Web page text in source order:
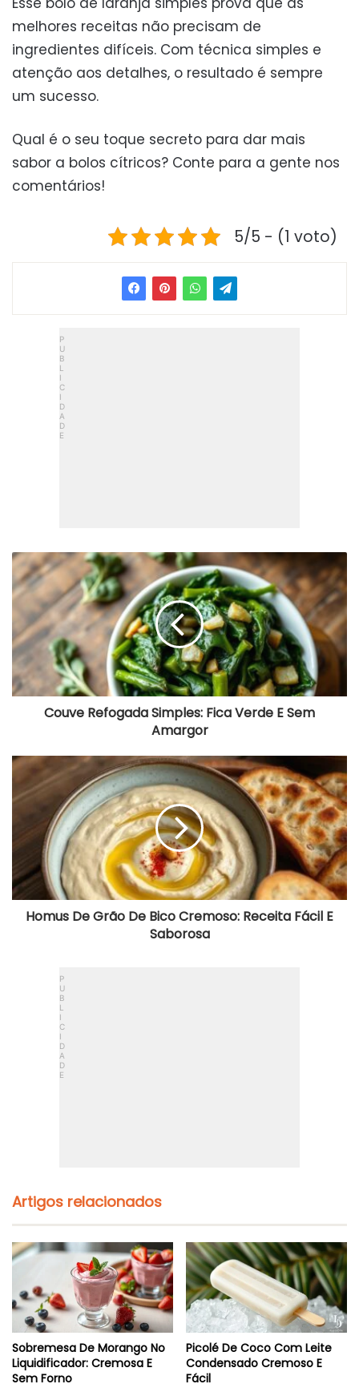
melhores receitas não precisam de
ingredientes difíceis. Com técnica simples e
atenção aos detalhes, o resultado é sempre
um sucesso.
Qual é o seu toque secreto para dar mais
sabor a bolos cítricos? Conte para a gente nos
comentários!
5/5 - (1 voto)
Couve
Refogada
Simples:
Fica
Verde
E
Sem
Amargor
Couve Refogada Simples: Fica Verde E Sem
Amargor
Homus
De
Grão
De
Cremoso:
Receita
Fácil
E
Saborosa
Homus De Grão De Bico Cremoso: Receita Fácil E
Saborosa
Artigos relacionados
Sobremesa De Morango No
Liquidificador: Cremosa E
Sem Forno
Picolé De Coco Com Leite
Condensado Cremoso E
Fácil